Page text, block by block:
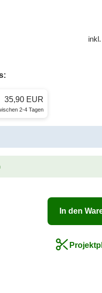
35,90 EUR
2-4 Tagen
In den